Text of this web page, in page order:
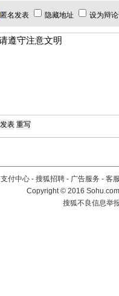
匿名发表 隐藏地址 设为辩
支付中心 - 搜狐招聘 - 广告服务 - 客
Copyright©2016
搜狐不良信息举